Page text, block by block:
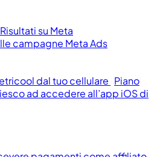
su Meta
campagne Meta Ads
dal tuo cellulare Piano
ad accedere all’app iOS di